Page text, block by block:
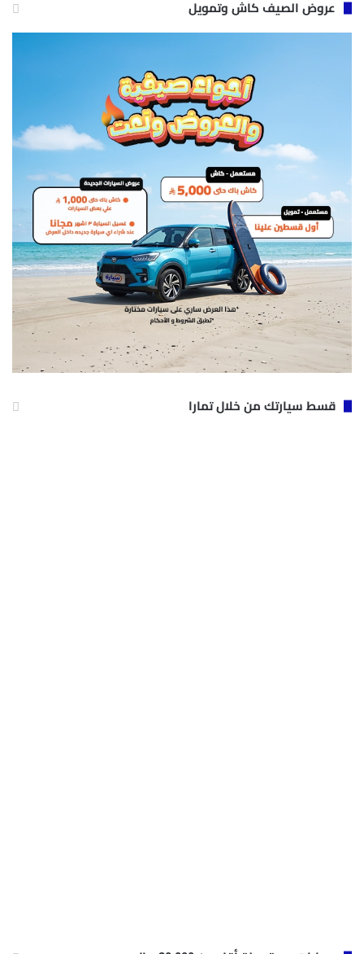
عروض الصيف كاش وتمويل
قسط سيارتك من خلال تمارا